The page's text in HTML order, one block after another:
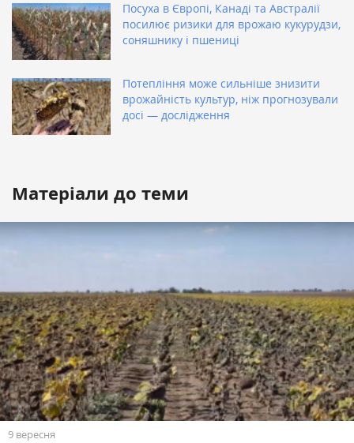
Посуха в Європі, Канаді та Австралії
посилює ризики для врожаю кукурудзи,
соняшнику і пшениці
Потепління може сильніше знизити
врожайність культур, ніж прогнозували
досі — дослідження
Матеріали до теми
9 вересня